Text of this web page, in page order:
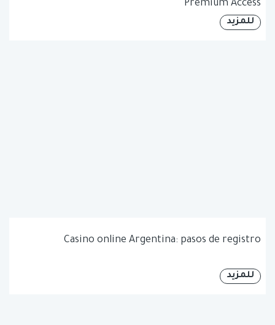
Premium Access
للمزيد
Casino online Argentina: pasos de registro
للمزيد